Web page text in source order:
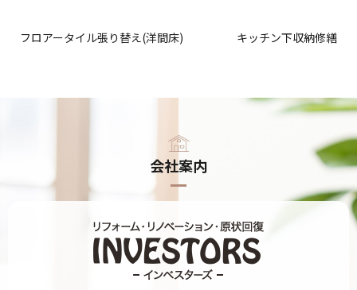
フロアータイル張り替え(洋間床) キッチン下収納修繕
会社案内